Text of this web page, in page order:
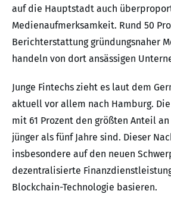
auf die Hauptstadt auch
Medienaufmerksamkeit. Rund 50
Berichterstattung gründungsnaher
handeln von dort ansässigen
Junge Fintechs zieht es laut dem
aktuell vor allem nach Hamburg.
mit 61 Prozent den größten Anteil
jünger als fünf Jahre sind. Dieser
insbesondere auf den neuen
dezentralisierte
Blockchain-Technologie basieren.